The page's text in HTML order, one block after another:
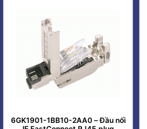
6GK1901-1BB10-2AA0 – Đầu nối